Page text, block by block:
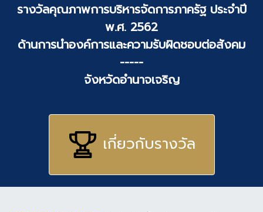
รางวัลคุณภาพการบริหารจัดการภาครัฐ ประจำปี
พ.ศ. 2562
ด้านการนำองค์การและความรับผิดชอบต่อสังคม
-----
จังหวัดอำนาจเจริญ
เกี่ยวกับรางวัล